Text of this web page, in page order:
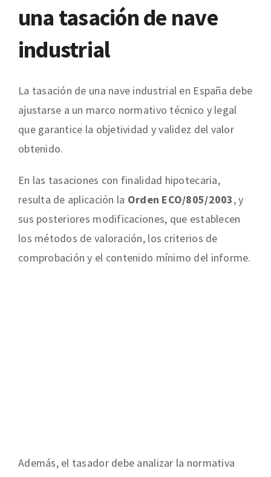
una tasación de nave
industrial
La tasación de una nave industrial en España debe
ajustarse a un marco normativo técnico y legal
que garantice la objetividad y validez del valor
obtenido.
En las tasaciones con finalidad hipotecaria,
resulta de aplicación la Orden ECO/805/2003, y
sus posteriores modificaciones, que establecen
los métodos de valoración, los criterios de
comprobación y el contenido mínimo del informe.
Además, el tasador debe analizar la normativa